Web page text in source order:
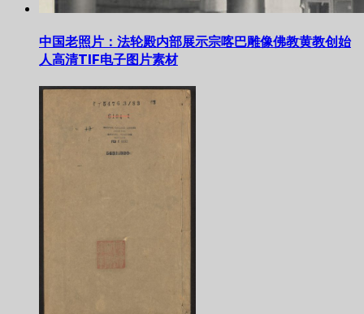
中国老照片：法轮殿内部展示宗喀巴雕像佛教黄教创始
人高清TIF电子图片素材